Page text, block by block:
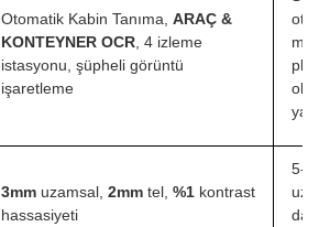
Otomatik Kabin Tanıma, ARAÇ &
KONTEYNER OCR , 4 izleme
istasyonu, şüpheli görüntü
işaretleme
3mm uzamsal, 2mm tel, %1 kontrast
hassasiyeti
5-